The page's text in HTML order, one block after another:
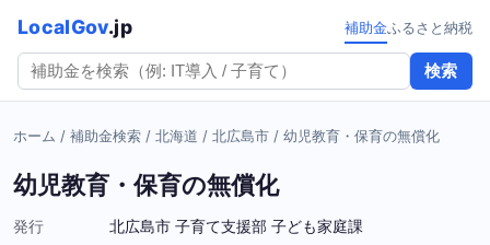
LocalGov.jp
検索
補助金ふるさと納税
ホーム / 補助金検索 / 北海道 / 北広島市 / 幼児教育・保育の無償化
幼児教育・保育の無償化
発行
北広島市 子育て支援部 子ども家庭課